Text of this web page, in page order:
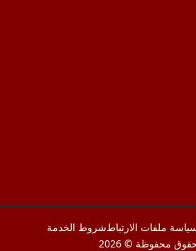
ملفات الارتباطشروط الخدمة
محفوظة © 2026